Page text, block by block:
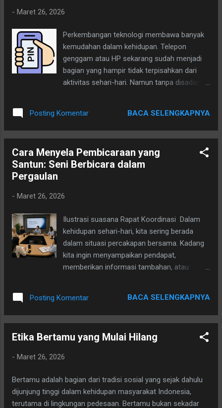
yang sebenarnya sangat berharga. Etika bukan hanya soal
aturan tertulis, tetapi lebih kepada rasa empati, tenggang
rasa, dan penghormatan kepada sesama. Orang yang
beretika baik biasanya tidak diukur dari kekayaan at...
- Maret 26, 2026
Perkembangan teknologi membawa banyak
kemudahan dalam kehidupan. Telepon
genggam atau HP sekarang sudah menjadi
bagian yang hampir tidak terpisahkan dari
aktivitas sehari-hari. Namun tanpa disadari,
kebiasaan menggunakan HP saat sedang
bertemu atau berbicara dengan orang lain.
sebenarnya bisa mempengaruhi perasaan
orang yang sedang bersama kita. Beberapa
melihat HP saat orang sedang berbicara
kita, lalu kita melihat HP, walaupun hanya
sebentar, bisa memberi kesan bahwa
perhatian kita terbagi. Walaupun mungkin kita
hanya ingin mengecek notifikasi, orang lain
bisa merasa kurang dihargai. 2. Jika ada
Kalau memang harus membuka HP karena
Posting Komentar BACA SELENGKAPNYA
Cara Menyela Pembicaraan yang
Santun: Seni Berbicara dalam
Pergaulan
- Maret 26, 2026
Ilustrasi suasana Rapat Koordinasi Dalam
kehidupan sehari-hari, kita sering berada
dalam situasi percakapan bersama. Kadang
kita ingin menyampaikan pendapat,
memberikan informasi tambahan, atau
justru bisa menimbulkan salah paham.
Karena itu, penting memahami seni menyela
beretika. bukan pada apa yang disampaikan,
menyampaikannya. Menyela pembicaraan
Tidak dihargai Dipotong pendapatnya Bahkan
bisa menimbulkan salah paham Padahal
Posting Komentar BACA SELENGKAPNYA
Etika Bertamu yang Mulai Hilang
- Maret 26, 2026
Bertamu adalah bagian dari tradisi sosial yang sejak dahulu
dijunjung tinggi dalam kehidupan masyarakat Indonesia,
terutama di lingkungan pedesaan. Bertamu bukan sekadar